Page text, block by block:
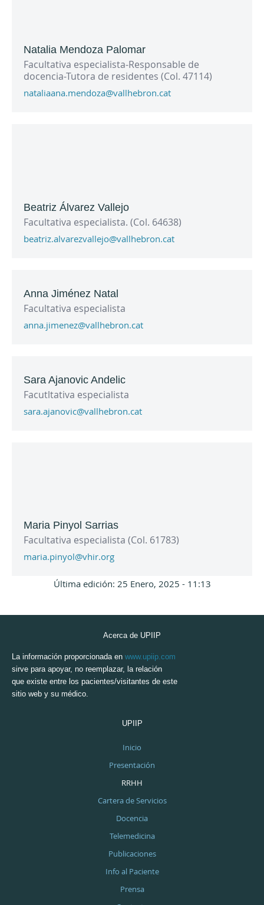
Natalia Mendoza Palomar
Facultativa especialista-Responsable de
docencia-Tutora de residentes (Col. 47114)
nataliaana.mendoza@vallhebron.cat
Beatriz Álvarez Vallejo
Facultativa especialista. (Col. 64638)
beatriz.alvarezvallejo@vallhebron.cat
Anna Jiménez Natal
Facultativa especialista
anna.jimenez@vallhebron.cat
Sara Ajanovic Andelic
Facutltativa especialista
sara.ajanovic@vallhebron.cat
Maria Pinyol Sarrias
Facultativa especialista (Col. 61783)
maria.pinyol@vhir.org
Última edición: 25 Enero, 2025 - 11:13
Acerca de UPIIP
La información proporcionada en www.upiip.com
sirve para apoyar, no reemplazar, la relación
que existe entre los pacientes/visitantes de este
sitio web y su médico.
UPIIP
Inicio
Presentación
RRHH
Cartera de Servicios
Docencia
Telemedicina
Publicaciones
Info al Paciente
Prensa